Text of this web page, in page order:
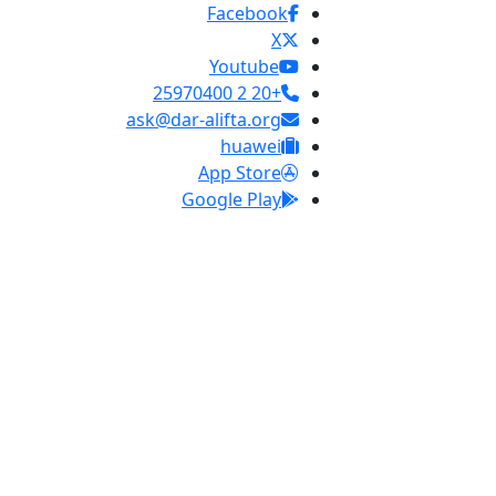
Facebook
X
Youtube
+20 2 25970400
ask@dar-alifta.org
huawei
App Store
Google Play